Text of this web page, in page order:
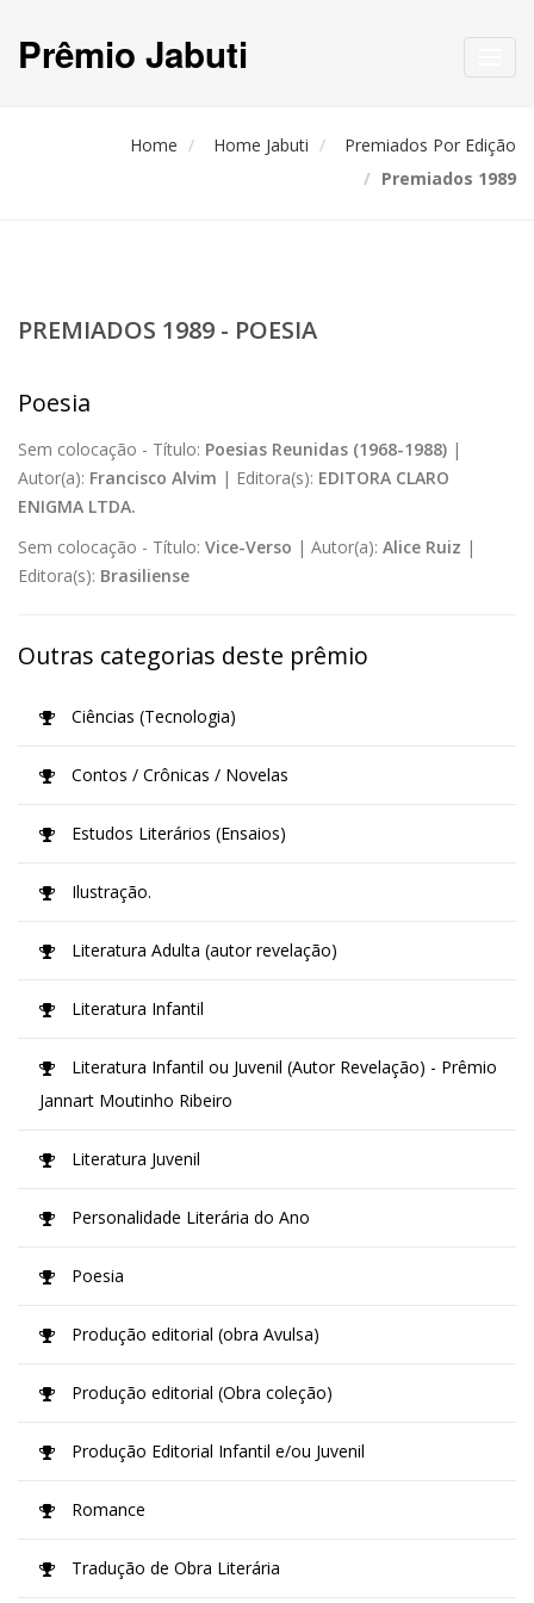
Prêmio Jabuti
Home Home Jabuti
Premiados Por Edição
Premiados 1989
PREMIADOS 1989 - POESIA
Poesia
Sem colocação - Título: Poesias Reunidas (1968-1988) |
Autor(a): Francisco Alvim | Editora(s): EDITORA CLARO
ENIGMA LTDA.
Sem colocação - Título: Vice-Verso | Autor(a): Alice Ruiz |
Editora(s): Brasiliense
Outras categorias deste prêmio
Ciências (Tecnologia)
Contos / Crônicas / Novelas
Estudos Literários (Ensaios)
Ilustração.
Literatura Adulta (autor revelação)
Literatura Infantil
Literatura Infantil ou Juvenil (Autor Revelação) - Prêmio
Jannart Moutinho Ribeiro
Literatura Juvenil
Personalidade Literária do Ano
Poesia
Produção editorial (obra Avulsa)
Produção editorial (Obra coleção)
Produção Editorial Infantil e/ou Juvenil
Romance
Tradução de Obra Literária